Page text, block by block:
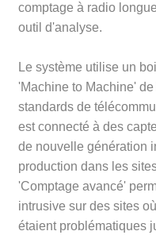
comptage à radio
outil d'analyse.
Le système utilise un
'Machine to Machine'
standards de
est connecté à des
de nouvelle génération
production dans les
'Comptage avancé'
intrusive sur des sites
étaient problématiques